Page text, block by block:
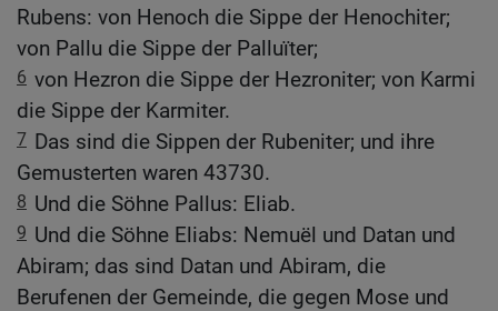
Rubens: von Henoch die Sippe der Henochiter;
von Pallu die Sippe der Palluïter;
6 von Hezron die Sippe der Hezroniter; von Karmi
die Sippe der Karmiter.
7 Das sind die Sippen der Rubeniter; und ihre
Gemusterten waren 43730.
8 Und die Söhne Pallus: Eliab.
9 Und die Söhne Eliabs: Nemuël und Datan und
Abiram; das sind Datan und Abiram, die
Berufenen der Gemeinde, die gegen Mose und